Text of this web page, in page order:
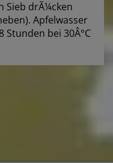
Sieb drÃ¼cken
Apfelwasser
bei 30Â°C